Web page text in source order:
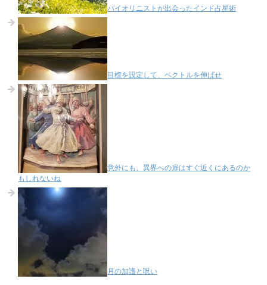
バイオリニストが出会ったインド占星術
目標を設定して、ベクトルを伸ばせ
意外にも、異界への扉はすぐ近くにあるのか
もしれないね
月の加護と呪い